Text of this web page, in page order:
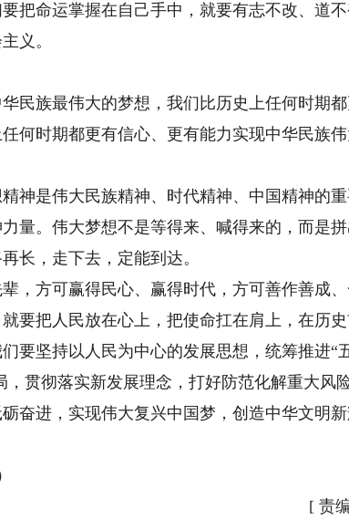
把命运掌握在自己手中，就要有志不改、道
义。
族最伟大的梦想，我们比历史上任何时期都
何时期都更有信心、更有能力实现中华民族
是伟大民族精神、时代精神、中国精神的
量。伟大梦想不是等得来、喊得来的，而是拼
长，走下去，定能到达。
方可赢得民心、赢得时代，方可善作善成
要把人民放在心上，把使命扛在肩上，在历
要坚持以人民为中心的发展思想，统筹推进“
，贯彻落实新发展理念，打好防范化解重大风
奋进，实现伟大复兴中国梦，创造中华文明新
[ 责